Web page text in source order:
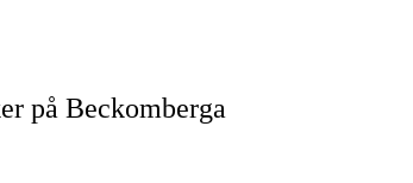
på Beckomberga